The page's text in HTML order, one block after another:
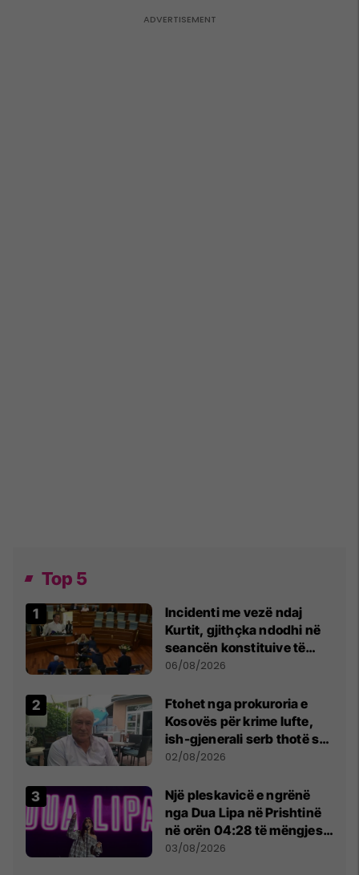
Top 5
Incidenti me vezë ndaj
Kurtit, gjithçka ndodhi në
seancën konstituive të
Kuvendit
06/08/2026
Ftohet nga prokuroria e
Kosovës për krime lufte,
ish-gjenerali serb thotë se
dikush e tradhtoi në
02/08/2026
Një pleskavicë e ngrënë
nga Dua Lipa në Prishtinë
në orën 04:28 të mëngjesit
- dhe bota digjitale serbe
03/08/2026